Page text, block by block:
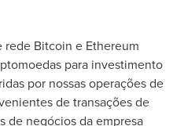
Bitcoin e Ethereum
para investimento
por nossas operações de
de transações de
de negócios da empresa